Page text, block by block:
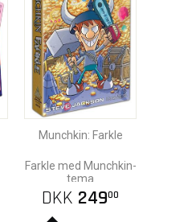
Munchkin: Farkle
Farkle med Munchkin-
tema
DKK 24900